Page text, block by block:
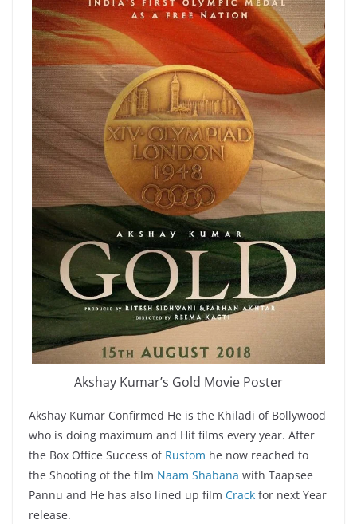
Akshay Kumar’s Gold Movie Poster
Akshay Kumar Confirmed He is the Khiladi of Bollywood
who is doing maximum and Hit films every year. After
the Box Office Success of Rustom he now reached to
the Shooting of the film Naam Shabana with Taapsee
Pannu and He has also lined up film Crack for next Year
release.